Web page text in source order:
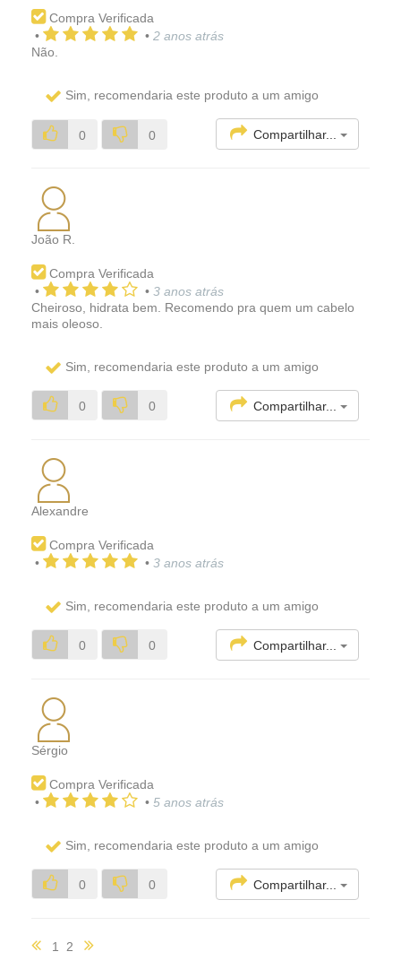
Compra Verificada
•
• 2 anos atrás
Não.
Sim, recomendaria este produto a um amigo
0 0 Compartilhar...
João R.
Compra Verificada
•
• 3 anos atrás
Cheiroso, hidrata bem. Recomendo pra quem um cabelo
mais oleoso.
Sim, recomendaria este produto a um amigo
0 0 Compartilhar...
Alexandre
Compra Verificada
•
• 3 anos atrás
Sim, recomendaria este produto a um amigo
0 0 Compartilhar...
Sérgio
Compra Verificada
•
• 5 anos atrás
Sim, recomendaria este produto a um amigo
0 0 Compartilhar...
1 2